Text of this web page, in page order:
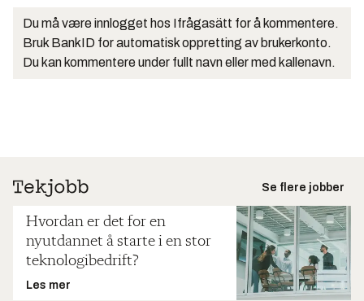
Du må være innlogget hos Ifrågasätt for å kommentere.
Bruk BankID for automatisk oppretting av brukerkonto.
Du kan kommentere under fullt navn eller med kallenavn.
Se flere jobber
Hvordan er det for en
nyutdannet å starte i en stor
teknologibedrift?
Les mer